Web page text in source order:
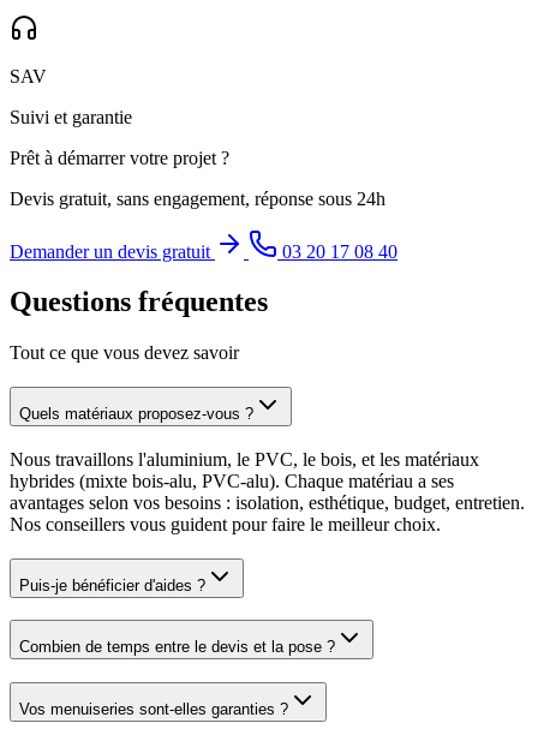
SAV
Suivi et garantie
Prêt à démarrer votre projet ?
Devis gratuit, sans engagement, réponse sous 24h
Demander un devis gratuit 03 20 17 08 40
Questions fréquentes
Tout ce que vous devez savoir
Quels matériaux proposez-vous ?
Nous travaillons l'aluminium, le PVC, le bois, et les matériaux
hybrides (mixte bois-alu, PVC-alu). Chaque matériau a ses
avantages selon vos besoins : isolation, esthétique, budget, entretien.
Nos conseillers vous guident pour faire le meilleur choix.
Puis-je bénéficier d'aides ?
Combien de temps entre le devis et la pose ?
Vos menuiseries sont-elles garanties ?